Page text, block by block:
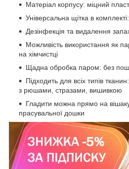
Матеріал корпусу: міцний
Універсальна щітка в
Дезінфекція та видалення
Можливість використання як
на хімчистці
Щадна обробка паром: без
Підходить для всіх типів
з рюшами, стразами, вишивкою
Гладити можна прямо на
прасувальної дошки